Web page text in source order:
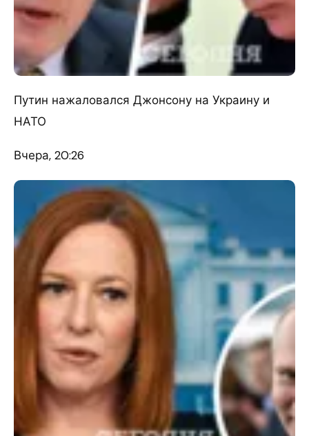
Путин нажаловался Джонсону на Украину и
НАТО
Вчера, 20:26